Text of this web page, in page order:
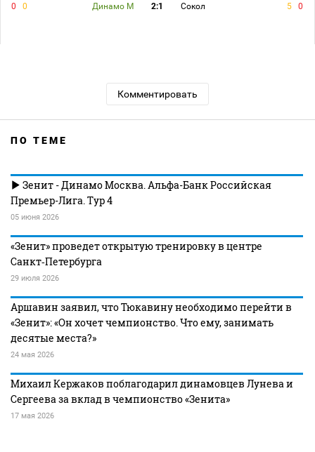
0 0 Динамо М 2:1 Сокол 5 0
Комментировать
ПО ТЕМЕ
Зенит - Динамо Москва. Альфа-Банк Российская
Премьер-Лига. Тур 4
05 июня 2026
«Зенит» проведет открытую тренировку в центре
Санкт‑Петербурга
29 июля 2026
Аршавин заявил, что Тюкавину необходимо перейти в
«Зенит»: «Он хочет чемпионство. Что ему, занимать
десятые места?»
24 мая 2026
Михаил Кержаков поблагодарил динамовцев Лунева и
Сергеева за вклад в чемпионство «Зенита»
17 мая 2026